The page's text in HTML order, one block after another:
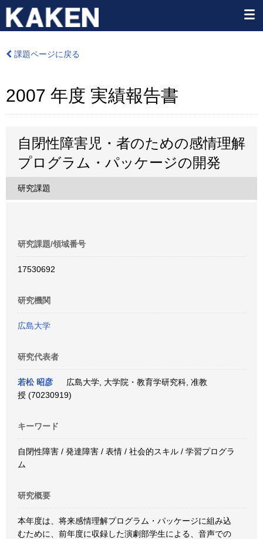
課題ページに戻る
2007 年度 実績報告書
自閉性障害児・者のための感情理解
プログラム・パッケージの開発
研究課題
研究課題/領域番号
17530692
研究機関
広島大学
研究代表者
若松 昭彦
広島大学, 大学院・教育学研究科, 准教
授 (70230919)
キーワード
自閉性障害 / 発達障害 / 表情 / 社会的スキル / 学習プログラ
ム
研究概要
本年度は、将来感情理解プログラム・パッケージに組み込
むために、前年度に収録した演劇部学生による、音声での